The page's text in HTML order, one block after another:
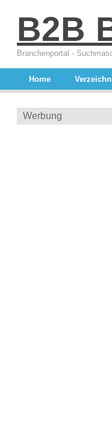
B2B
Branchenportal -
Home
Werbung